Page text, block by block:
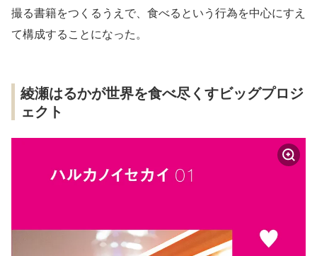
撮る書籍をつくるうえで、食べるという行為を中心にすえ
て構成することになった。
綾瀬はるかが世界を食べ尽くすビッグプロジ
ェクト